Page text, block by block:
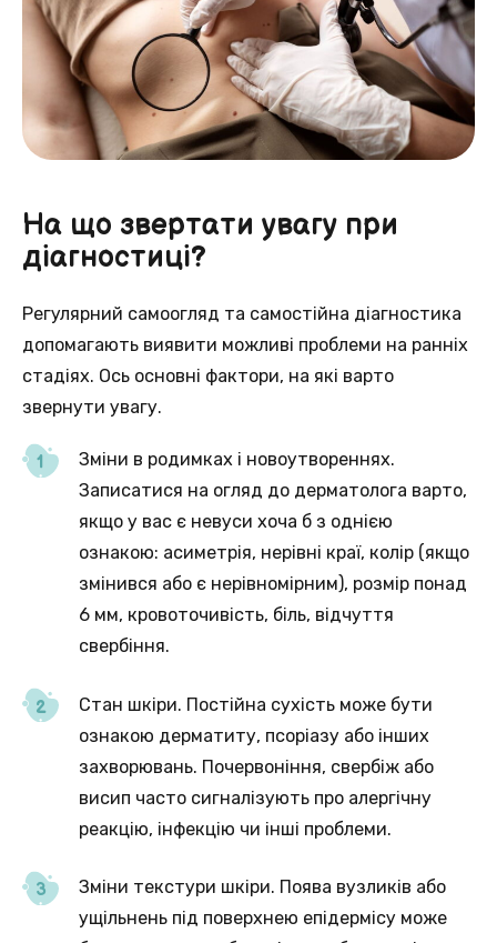
На що звертати увагу при
діагностиці?
Регулярний самоогляд та самостійна діагностика
допомагають виявити можливі проблеми на ранніх
стадіях. Ось основні фактори, на які варто
звернути увагу.
Зміни в родимках і новоутвореннях.
Записатися на огляд до дерматолога варто,
якщо у вас є невуси хоча б з однією
ознакою: асиметрія, нерівні краї, колір (якщо
змінився або є нерівномірним), розмір понад
6 мм, кровоточивість, біль, відчуття
свербіння.
Стан шкіри. Постійна сухість може бути
ознакою дерматиту, псоріазу або інших
захворювань. Почервоніння, свербіж або
висип часто сигналізують про алергічну
реакцію, інфекцію чи інші проблеми.
Зміни текстури шкіри. Поява вузликів або
ущільнень під поверхнею епідермісу може